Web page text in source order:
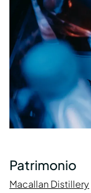
Patrimonio
Macallan Distillery